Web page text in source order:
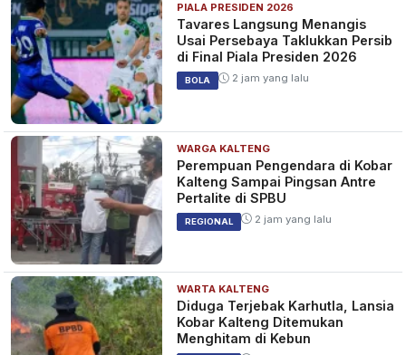
PIALA PRESIDEN 2026
Tavares Langsung Menangis
Usai Persebaya Taklukkan Persib
di Final Piala Presiden 2026
BOLA 2 jam yang lalu
WARGA KALTENG
Perempuan Pengendara di Kobar
Kalteng Sampai Pingsan Antre
Pertalite di SPBU
REGIONAL 2 jam yang lalu
WARTA KALTENG
Diduga Terjebak Karhutla, Lansia
Kobar Kalteng Ditemukan
Menghitam di Kebun